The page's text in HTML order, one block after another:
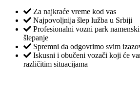
Za najkraće vreme kod vas
Najpovoljnija šlep lužba u Srbiji
Profesionalni vozni park
šlepanje
Spremni da odgovrimo svim
Iskusni i obučeni vozači koji će
različitim situacijama